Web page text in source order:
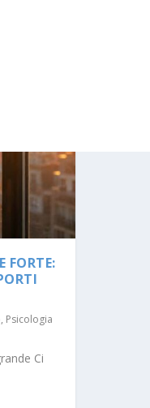
FORTE:
, Psicologia
Ci